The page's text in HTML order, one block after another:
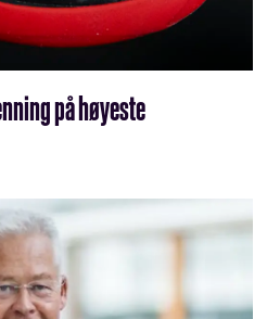
på høyeste